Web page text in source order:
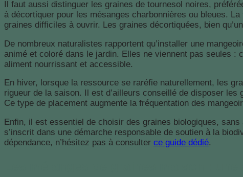
Il faut aussi distinguer les graines de tournesol noires,
à décortiquer pour les mésanges charbonnières ou bleues.
graines difficiles à ouvrir. Les graines décortiquées, bien
De nombreux naturalistes rapportent qu’installer une
animé et coloré dans le jardin. Elles ne viennent pas seules :
aliment nourrissant et accessible.
En hiver, lorsque la ressource se raréfie naturellement, les
rigueur de la saison. Il est d’ailleurs conseillé de disposer
Ce type de placement augmente la fréquentation des
Enfin, il est essentiel de choisir des graines biologiques,
s’inscrit dans une démarche responsable de soutien à la
dépendance, n’hésitez pas à consulter ce guide dédié.